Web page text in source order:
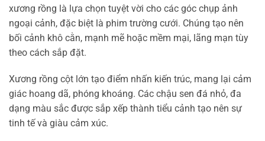
xương rồng là lựa chọn tuyệt vời cho các góc chụp ảnh
ngoại cảnh, đặc biệt là phim trường cưới. Chúng tạo nên
bối cảnh khô cằn, mạnh mẽ hoặc mềm mại, lãng mạn tùy
theo cách sắp đặt.
Xương rồng cột lớn tạo điểm nhấn kiến trúc, mang lại cảm
giác hoang dã, phóng khoáng. Các chậu sen đá nhỏ, đa
dạng màu sắc được sắp xếp thành tiểu cảnh tạo nên sự
tinh tế và giàu cảm xúc.